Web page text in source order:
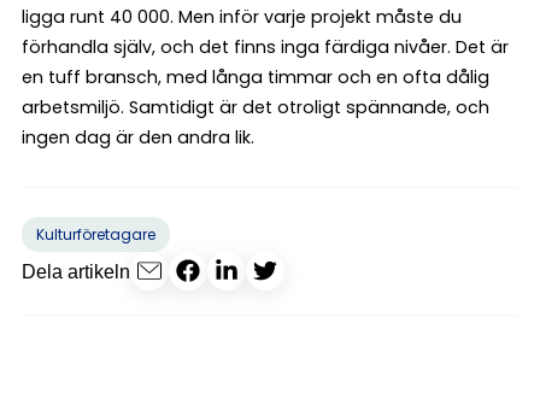
ligga runt 40 000. Men inför varje projekt måste du
förhandla själv, och det finns inga färdiga nivåer. Det är
en tuff bransch, med långa timmar och en ofta dålig
arbetsmiljö. Samtidigt är det otroligt spännande, och
ingen dag är den andra lik.
Kulturföretagare
Dela artikeln